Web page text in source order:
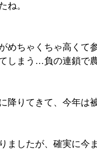
ね。
めちゃくちゃ高くて
しまう…負の連鎖で
降りてきて、今年は
したが、確実に今